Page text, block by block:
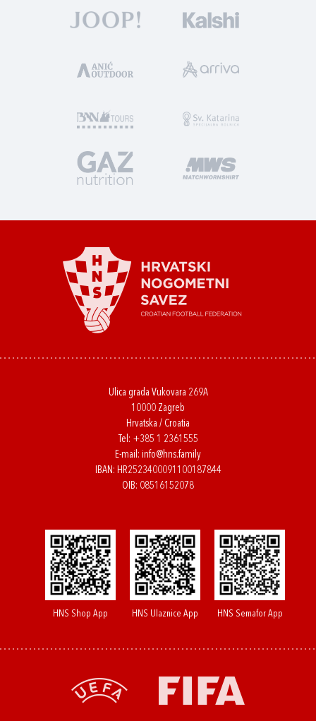
Ulica grada Vukovara 269A
10000 Zagreb
Hrvatska / Croatia
Tel: +385 1 2361555
E-mail: info@hns.family
IBAN: HR2523400091100187844
OIB: 08516152078
HNS Shop App HNS Ulaznice App HNS Semafor App